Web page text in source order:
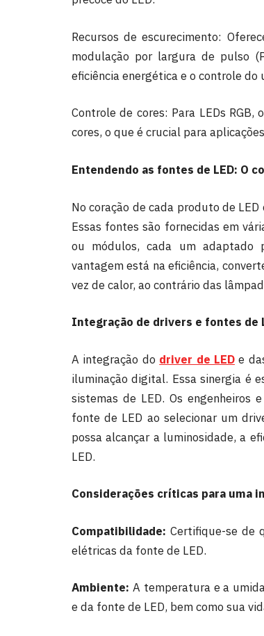
Recursos de escurecimento:
modulação por largura de pulso
eficiência energética e o controle do
Controle de cores: Para LEDs
cores, o que é crucial para
Entendendo as fontes de LED: O
No coração de cada produto de
Essas fontes são fornecidas em
ou módulos, cada um adaptado
vantagem está na eficiência,
vez de calor, ao contrário das
Integração de drivers e fontes de
A integração do driver de LEDe
iluminação digital. Essa sinergia é
sistemas de LED. Os engenheiros
fonte de LED ao selecionar um
possa alcançar a luminosidade, a
LED.
Considerações críticas para uma
Compatibilidade: Certifique-se de
elétricas da fonte de LED.
Ambiente: A temperatura e a
e da fonte de LED, bem como sua